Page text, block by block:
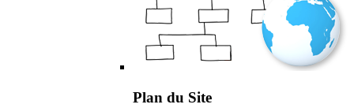
Plan du Site